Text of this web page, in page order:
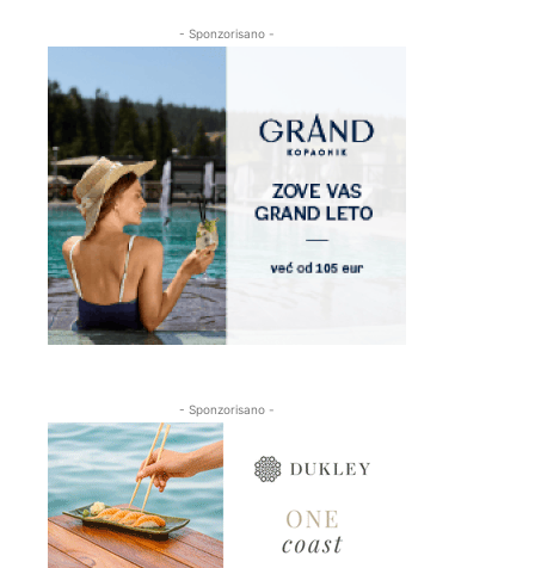
- Sponzorisano -
- Sponzorisano -